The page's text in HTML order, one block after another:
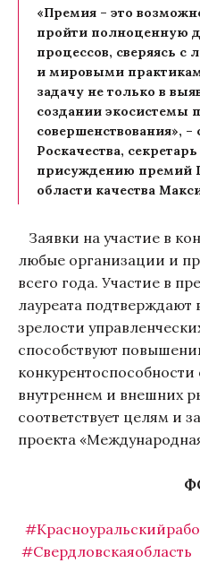
«Премия – это
пройти полноценную
процессов, сверяясь
и мировыми
задачу не только в
создании экосистемы
совершенствования»,
Роскачества,
присуждению премий
области качества
Заявки на участие в
любые организации и
всего года. Участие в
лауреата подтверждают
зрелости
способствуют
внутреннем и внешних
соответствует целям и
проекта
#Свердловскаяобласть